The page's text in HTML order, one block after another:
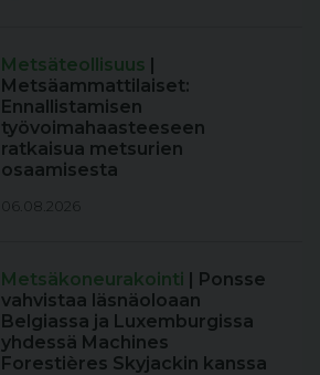
Metsäteollisuus |
Metsäammattilaiset:
Ennallistamisen
työvoimahaasteeseen
ratkaisua metsurien
osaamisesta
06.08.2026
Metsäkoneurakointi | Ponsse
vahvistaa läsnäoloaan
Belgiassa ja Luxemburgissa
yhdessä Machines
Forestières Skyjackin kanssa